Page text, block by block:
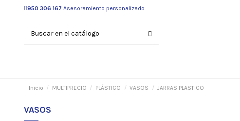
950 306 167 Asesoramiento personalizado
Inicio MULTIPRECIO PLÁSTICO VASOS JARRAS PLASTICO
VASOS